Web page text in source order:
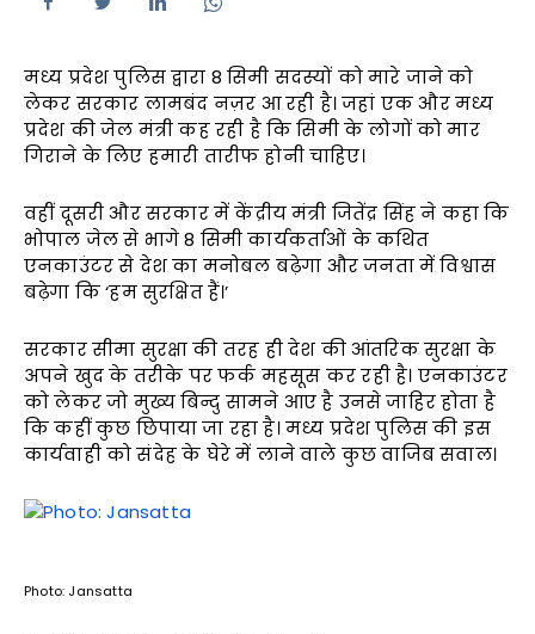
मध्य प्रदेश पुलिस द्वारा 8 सिमी सदस्यों को मारे जाने को
लेकर सरकार लामबंद नज़र आ रही है। जहां एक और मध्य
प्रदेश की जेल मंत्री कह रही है कि सिमी के लोगों को मार
गिराने के लिए हमारी तारीफ होनी चाहिए।
वहीं दूसरी और सरकार में केंद्रीय मंत्री जितेंद्र सिंह ने कहा कि
भोपाल जेल से भागे 8 सिमी कार्यकर्ताओं के कथित
एनकाउंटर से देश का मनोबल बढ़ेगा और जनता में विश्वास
बढ़ेगा कि ‘हम सुरक्षित हैं।’
सरकार सीमा सुरक्षा की तरह ही देश की आंतरिक सुरक्षा के
अपने खुद के तरीके पर फर्क महसूस कर रही है। एनकाउंटर
को लेकर जो मुख्य बिन्दु सामने आए है उनसे जाहिर होता है
कि कहीं कुछ छिपाया जा रहा है। मध्य प्रदेश पुलिस की इस
कार्यवाही को संदेह के घेरे में लाने वाले कुछ वाजिब सवाल।
Photo: Jansatta